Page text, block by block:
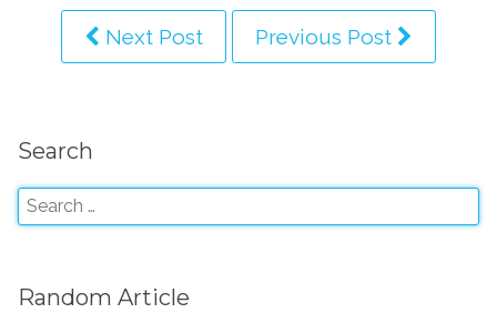
Next Post Previous Post
Search
Random Article